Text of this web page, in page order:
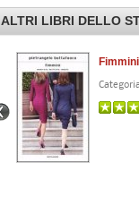
ALTRI LIBRI DELLO
Fimmini